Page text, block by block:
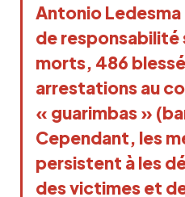
Antonio
de responsabilité
morts, 486
arrestations au
« guarimbas »
Cependant, les
persistent à les
des victimes et